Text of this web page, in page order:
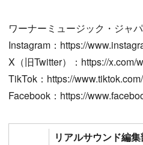
ワーナーミュージック・ジャ
Instagram：https://
X（旧Twitter）：https://x.com/
TikTok：https://
Facebook：https://
リアルサウンド編